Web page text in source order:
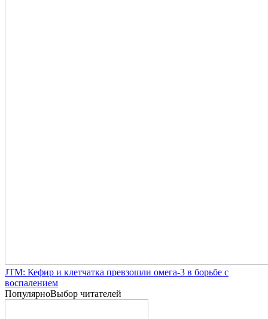
JTM: Кефир и клетчатка превзошли омега-3 в борьбе с
воспалением
ПопулярноВыбор читателей